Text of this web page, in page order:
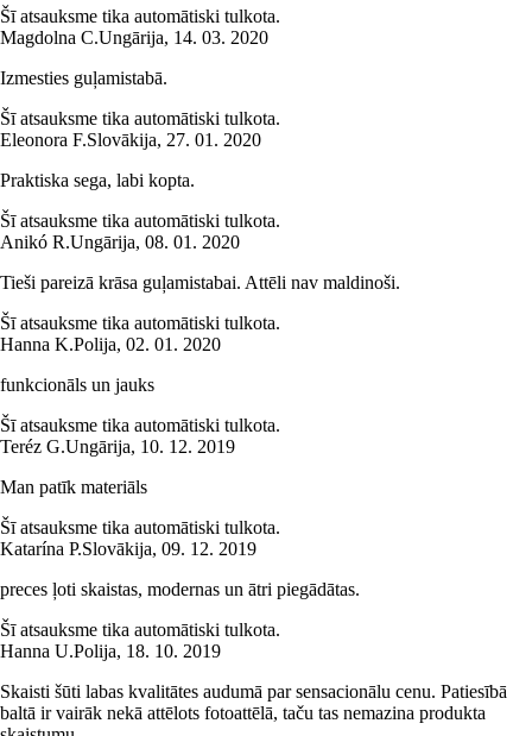
Šī atsauksme tika automātiski tulkota.
Magdolna C.Ungārija, 14. 03. 2020
Izmesties guļamistabā.
Šī atsauksme tika automātiski tulkota.
Eleonora F.Slovākija, 27. 01. 2020
Praktiska sega, labi kopta.
Šī atsauksme tika automātiski tulkota.
Anikó R.Ungārija, 08. 01. 2020
Tieši pareizā krāsa guļamistabai. Attēli nav maldinoši.
Šī atsauksme tika automātiski tulkota.
Hanna K.Polija, 02. 01. 2020
funkcionāls un jauks
Šī atsauksme tika automātiski tulkota.
Teréz G.Ungārija, 10. 12. 2019
Man patīk materiāls
Šī atsauksme tika automātiski tulkota.
Katarína P.Slovākija, 09. 12. 2019
preces ļoti skaistas, modernas un ātri piegādātas.
Šī atsauksme tika automātiski tulkota.
Hanna U.Polija, 18. 10. 2019
Skaisti šūti labas kvalitātes audumā par sensacionālu cenu. Patiesībā
baltā ir vairāk nekā attēlots fotoattēlā, taču tas nemazina produkta